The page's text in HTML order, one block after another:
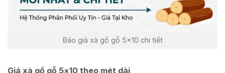
Báo giá xà gồ gỗ 5×10 chi tiết
Giá xà gồ gỗ 5×10 theo mét dài